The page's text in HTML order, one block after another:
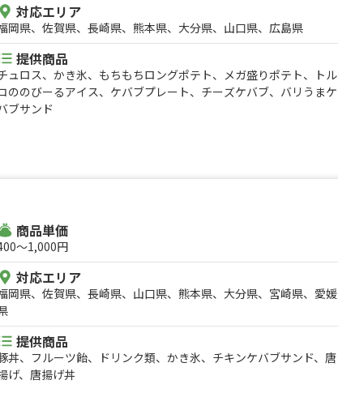
対応エリア
岡県、佐賀県、長崎県、熊本県、大分県、山口県、広島県
提供商品
ュロス、かき氷、もちもちロングポテト、メガ盛りポテト、トル
ののびーるアイス、ケバブプレート、チーズケバブ、バリうまケ
ブサンド
商品単価
〜1,000円
対応エリア
岡県、佐賀県、長崎県、山口県、熊本県、大分県、宮崎県、愛媛
提供商品
丼、フルーツ飴、ドリンク類、かき氷、チキンケバブサンド、唐
げ、唐揚げ丼